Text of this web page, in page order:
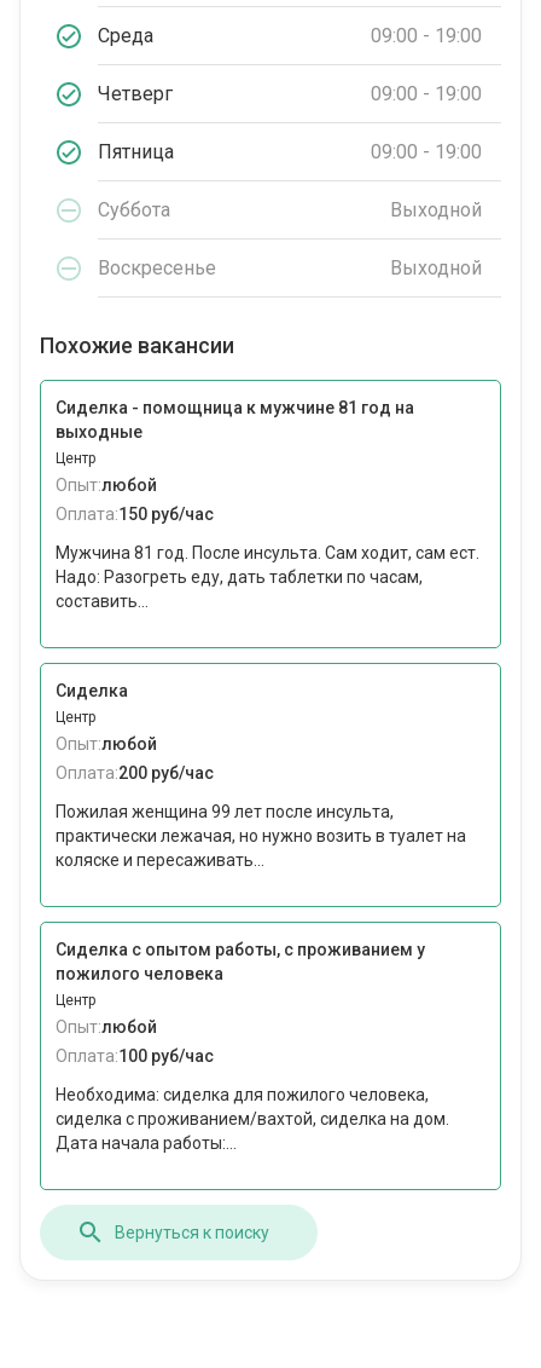
Среда 09:00 - 19:00
Четверг 09:00 - 19:00
Пятница 09:00 - 19:00
Суббота Выходной
Воскресенье Выходной
Похожие вакансии
Сиделка - помощница к мужчине 81 год на
выходные
Центр
Опыт:любой
Оплата:150 руб/час
Мужчина 81 год. После инсульта. Сам ходит, сам ест.
Надо: Разогреть еду, дать таблетки по часам,
составить...
Сиделка
Центр
Опыт:любой
Оплата:200 руб/час
Пожилая женщина 99 лет после инсульта,
практически лежачая, но нужно возить в туалет на
коляске и пересаживать...
Сиделка с опытом работы, с проживанием у
пожилого человека
Центр
Опыт:любой
Оплата:100 руб/час
Необходима: сиделка для пожилого человека,
сиделка с проживанием/вахтой, сиделка на дом.
Дата начала работы:...
Вернуться к поиску